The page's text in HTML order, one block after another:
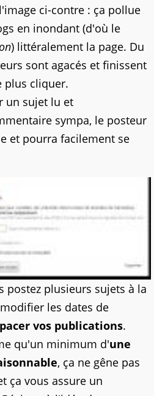
ci-contre : ça pollue
en inondant (d'où le
) littéralement la page. Du
sont agacés et finissent
plus cliquer.
un sujet lu et
sympa, le posteur
et pourra facilement se
postez plusieurs sujets à la
les dates de
vos publications.
qu'un minimum d'une
, ça ne gêne pas
ça vous assure un